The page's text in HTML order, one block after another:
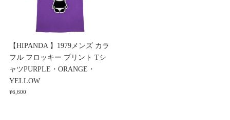
【HIPANDA 】1979メンズ カラ
フル フロッキー プリント Tシ
ャツPURPLE・ORANGE・
YELLOW
¥6,600